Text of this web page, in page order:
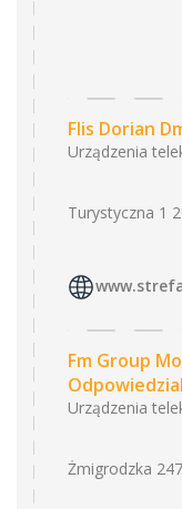
Flis Dorian
Urządzenia
Turystyczna 1
Fm Group
Urządzenia
Żmigrodzka